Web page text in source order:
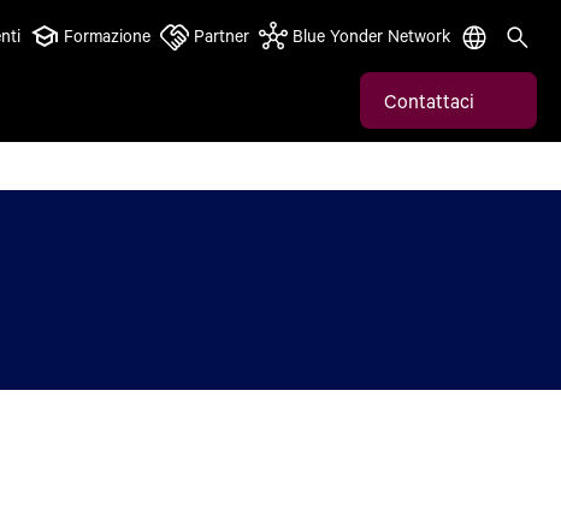
Formazione Partner Blue Yonder Network
Contattaci